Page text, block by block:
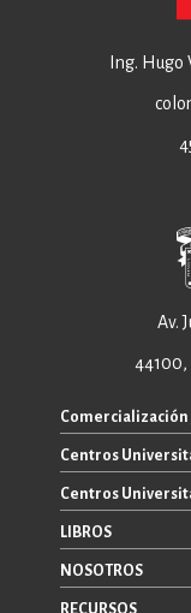
Ing. Hugo
Av.
44100,
Comercialización
+52 33 3640 6326
+52 33 3640 4595
WhatsApp: +52 33
Centros
CUAAD
CUCEA
CUCBA
Centros
CUALTOS
CUCHAPALA
LIBROS
TODOS LOS
E-BOOKS
NOSOTROS